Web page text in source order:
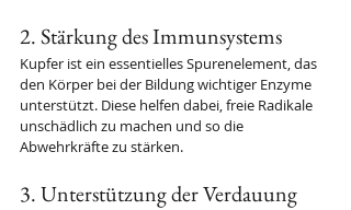
2. Stärkung des Immunsystems
Kupfer ist ein essentielles Spurenelement, das
den Körper bei der Bildung wichtiger Enzyme
unterstützt. Diese helfen dabei, freie Radikale
unschädlich zu machen und so die
Abwehrkräfte zu stärken.
3. Unterstützung der Verdauung